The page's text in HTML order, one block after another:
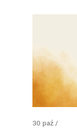
30 paź